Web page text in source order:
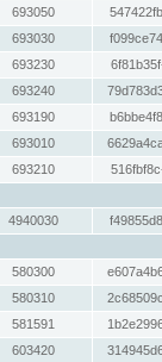
693050
693030
693230
693240
693190
693010
693210
4940030
580300
580310
581591
603420